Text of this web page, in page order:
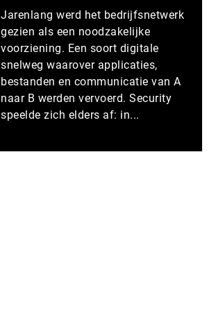
Jarenlang werd het bedrijfsnetwerk
gezien als een noodzakelijke
voorziening. Een soort digitale
snelweg waarover applicaties,
bestanden en communicatie van A
naar B werden vervoerd. Security
speelde zich elders af: in...